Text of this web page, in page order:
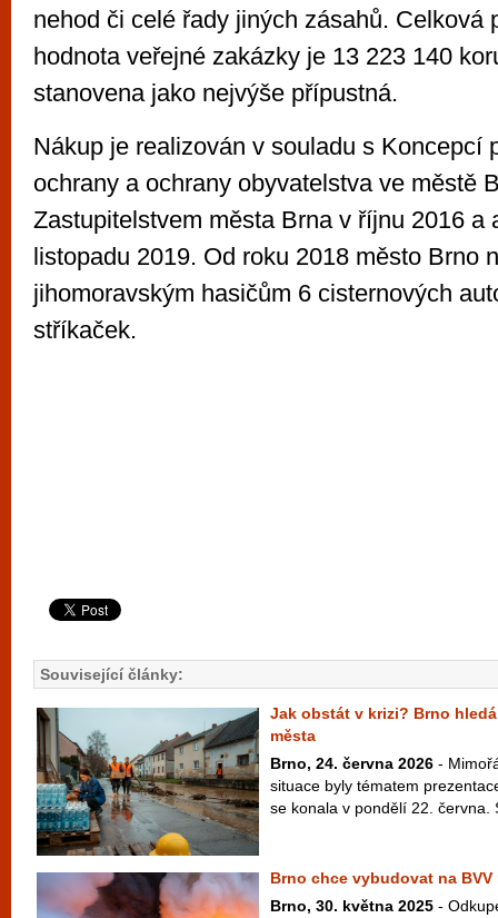
nehod či celé řady jiných zásahů. Celková
hodnota veřejné zakázky je 13 223 140
stanovena jako nejvýše přípustná.
Nákup je realizován v souladu s Koncepcí
ochrany a ochrany obyvatelstva ve městě
Zastupitelstvem města Brna v říjnu 2016 a
listopadu 2019. Od roku 2018 město Brno
jihomoravským hasičům 6 cisternových
stříkaček.
Související články:
Jak obstát v krizi? Brno
města
Brno, 24. června 2026 -
situace byly tématem
se konala v pondělí 22. června.
Brno chce vybudovat na
Brno, 30. května 2025 -